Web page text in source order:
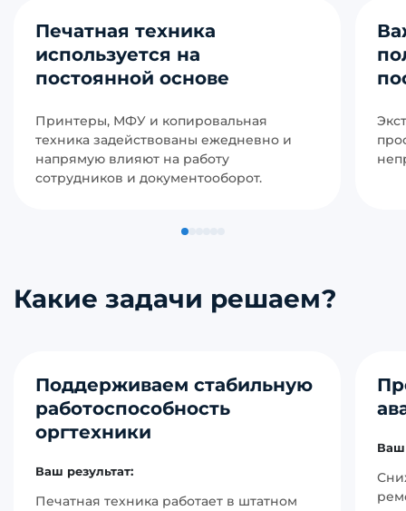
Печатная техника
используется на
постоянной основе
Принтеры, МФУ и копировальная
техника задействованы ежедневно и
напрямую влияют на работу
сотрудников и документооборот.
Какие задачи решаем?
Поддерживаем стабильную
работоспособность
оргтехники
Ваш результат:
Печатная техника работает в штатном
Ваш